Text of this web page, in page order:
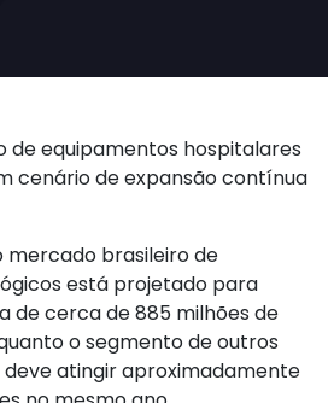
de equipamentos hospitalares
cenário de expansão contínua
mercado brasileiro de
está projetado para
de cerca de 885 milhões de
o segmento de outros
deve atingir aproximadamente